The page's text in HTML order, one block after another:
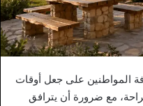
المواطنين على جعل أوقات
مع ضرورة أن يترافق